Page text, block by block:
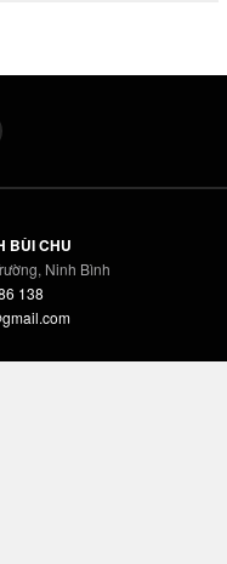
BÙI CHU
Ninh Bình
138